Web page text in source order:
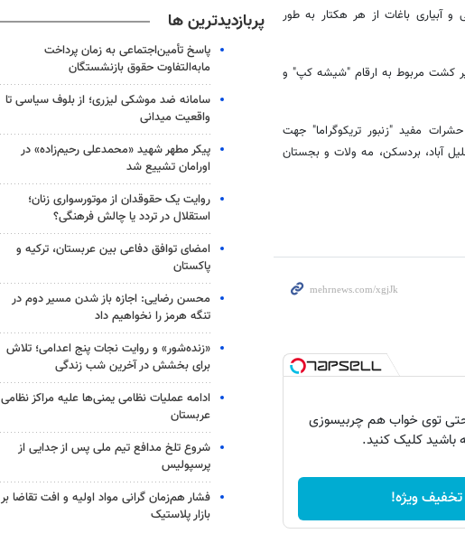
و آبیاری باغات از هر هکتار به طور
کشت مربوط به ارقام "شیشه کپ" و
مفید "زنبور تریکوگراما" جهت
است که شهرستان های خلیل آباد، بردسکن، مه ولات و بجستان
توی خواب هم چربیسوزی
باشید کلیک کنید.
تخفیف ویژه!
پربازدیدترین ها
پاسخ تأمین‌اجتماعی به زمان پرداخت
مابه‌التفاوت حقوق بازنشستگان
سامانه ضد موشکی لیزری؛ از بلوف سیاسی تا
واقعیت میدانی
پیکر مطهر شهید «محمدعلی رحیم‌زاده» در
اورامان تشییع شد
روایت یک حقوقدان از موتورسواری زنان؛
استقلال در تردد یا چالش فرهنگی؟
امضای توافق دفاعی بین عربستان، ترکیه و
پاکستان
محسن رضایی: اجازه باز شدن مسیر دوم در
تنگه هرمز را نخواهیم داد
«زنده‌شور» و روایت نجات پنج اعدامی؛ تلاش
برای بخشش در آخرین شب زندگی
ادامه عملیات نظامی یمنی‌ها علیه مراکز نظامی
عربستان
شروع تلخ مدافع تیم ملی پس از جدایی از
پرسپولیس
فشار هم‌زمان گرانی مواد اولیه و افت تقاضا بر
بازار پلاستیک